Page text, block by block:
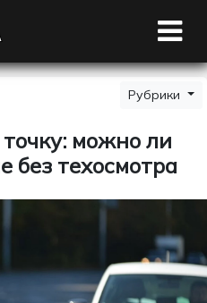
Рубрики
можно ли
без техосмотра